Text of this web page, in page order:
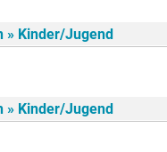
» Kinder/Jugend
» Kinder/Jugend